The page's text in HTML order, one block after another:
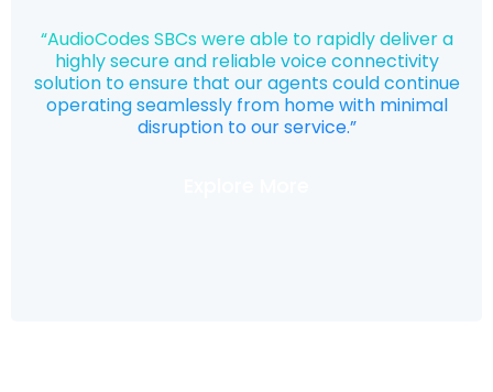
“AudioCodes SBCs were able to rapidly deliver a
highly secure and reliable voice connectivity
solution to ensure that our agents could continue
operating seamlessly from home with minimal
disruption to our service.”